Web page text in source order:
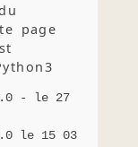
page
- le 27
le 15 03